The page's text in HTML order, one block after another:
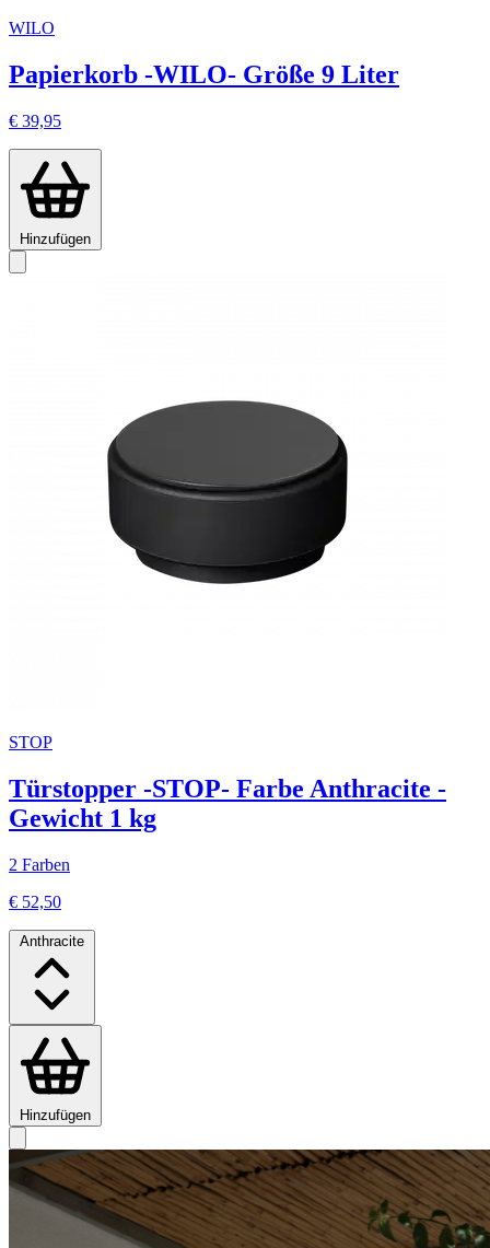
WILO
Papierkorb -WILO- Größe 9 Liter
€ 39,95
Hinzufügen
STOP
Türstopper -STOP- Farbe Anthracite -
Gewicht 1 kg
2 Farben
€ 52,50
Anthracite
Hinzufügen